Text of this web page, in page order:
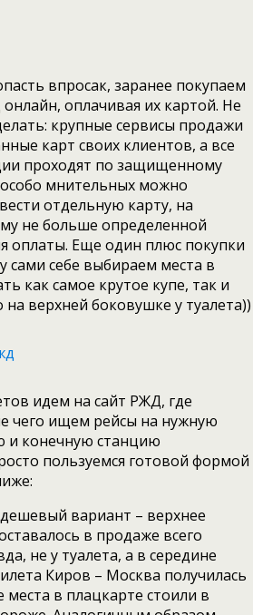
впросак, заранее покупаем
оплачивая их картой. Не
крупные сервисы продажи
карт своих клиентов, а все
проходят по защищенному
мнительных можно
отдельную карту, на
не больше определенной
оплаты. Еще один плюс покупки
сами себе выбираем места в
как самое крутое купе, так и
верхней боковушке у туалета))
идем на сайт РЖД, где
чего ищем рейсы на нужную
и конечную станцию
пользуемся готовой формой
вариант – верхнее
в продаже всего
не у туалета, а в середине
Киров – Москва получилась
места в плацкарте стоили в